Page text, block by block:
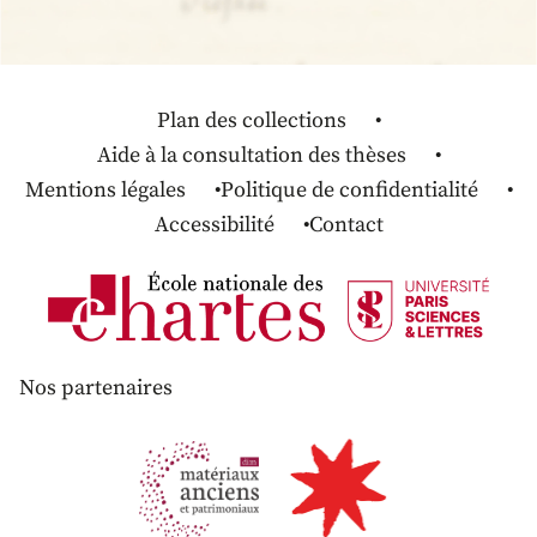
Plan des collections
Aide à la consultation des thèses
Mentions légales
Politique de confidentialité
Accessibilité
Contact
Nos partenaires